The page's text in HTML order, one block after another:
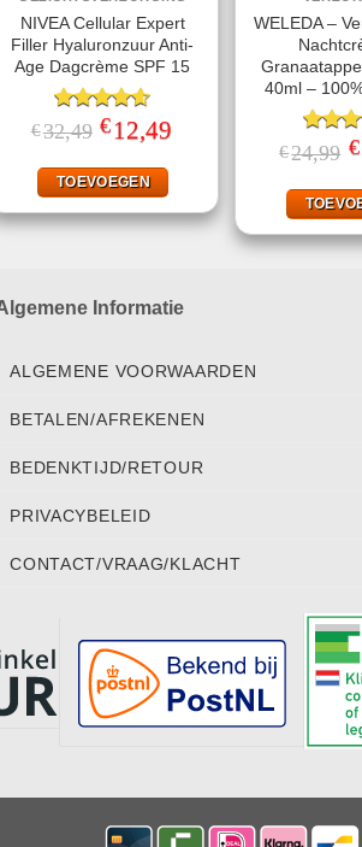
NIVEA Cellular Expert
Filler Hyaluronzuur Anti-
Age Dagcrème SPF 15
Gewaardeerd
4.60uit 5
€32,49 Oorspronkelijke
prijs
€32,49.
€ 12,49
TOEVOEGEN
WELEDA –
40ml –
5.00
€24,99 €
Informatie
ALGEMENE VOORWAARDEN
BETALEN/AFREKENEN
BEDENKTIJD/RETOUR
PRIVACYBELEID
CONTACT/VRAAG/KLACHT